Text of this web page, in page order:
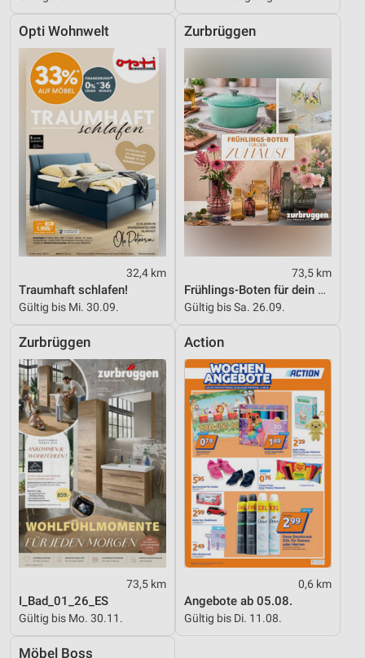
Opti Wohnwelt
32,4 km
Traumhaft schlafen!
Gültig bis Mi. 30.09.
Zurbrüggen
73,5 km
Frühlings-Boten für dein Zuhause
Gültig bis Sa. 26.09.
Zurbrüggen
73,5 km
I_Bad_01_26_ES
Gültig bis Mo. 30.11.
Action
0,6 km
Angebote ab 05.08.
Gültig bis Di. 11.08.
Möbel Boss